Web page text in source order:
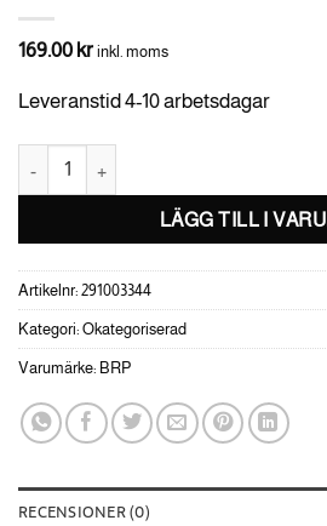
169.00 kr inkl. moms
Leveranstid 4-10 arbetsdagar
RH Front Grill mängd
LÄGG TILL I
Artikelnr: 291003344
Kategori: Okategoriserad
Varumärke: BRP
RECENSIONER (0)